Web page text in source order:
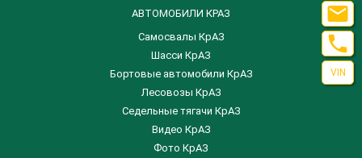
АВТОМОБИЛИ КРАЗ
Самосвалы КрАЗ
Шасси КрАЗ
Бортовые автомобили КрАЗ
Лесовозы КрАЗ
Седельные тягачи КрАЗ
Видео КрАЗ
Фото КрАЗ


VIN